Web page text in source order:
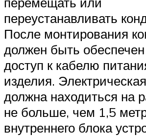
переустанавливать
После монтирования
должен быть
доступ к кабелю
изделия.
должна находиться на
не больше, чем 1,5
внутреннего блока